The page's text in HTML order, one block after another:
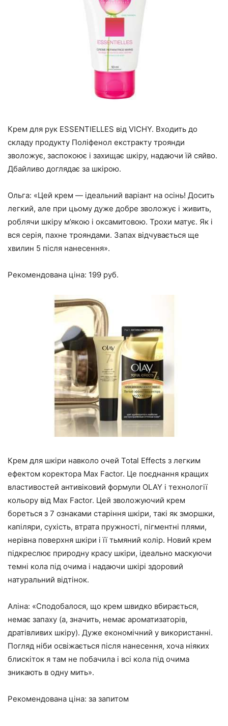
Крем для рук ESSENTIELLES від VICHY. Входить до
складу продукту Поліфенол екстракту троянди
зволожує, заспокоює і захищає шкіру, надаючи їй сяйво.
Дбайливо доглядає за шкірою.
Ольга: «Цей крем — ідеальний варіант на осінь! Досить
легкий, але при цьому дуже добре зволожує і живить,
роблячи шкіру м’якою і оксамитовою. Трохи матує. Як і
вся серія, пахне трояндами. Запах відчувається ще
хвилин 5 після нанесення».
Рекомендована ціна: 199 руб.
Крем для шкіри навколо очей Total Effects з легким
ефектом коректора Max Factor. Це поєднання кращих
властивостей антивіковий формули OLAY і технології
кольору від Max Factor. Цей зволожуючий крем
бореться з 7 ознаками старіння шкіри, такі як зморшки,
капіляри, сухість, втрата пружності, пігментні плями,
нерівна поверхня шкіри і її тьмяний колір. Новий крем
підкреслює природну красу шкіри, ідеально маскуючи
темні кола під очима і надаючи шкірі здоровий
натуральний відтінок.
Аліна: «Сподобалося, що крем швидко вбирається,
немає запаху (а, значить, немає ароматизаторів,
дратівливих шкіру). Дуже економічний у використанні.
Погляд ніби освіжається після нанесення, хоча ніяких
блискіток я там не побачила і всі кола під очима
зникають в одну мить».
Рекомендована ціна: за запитом